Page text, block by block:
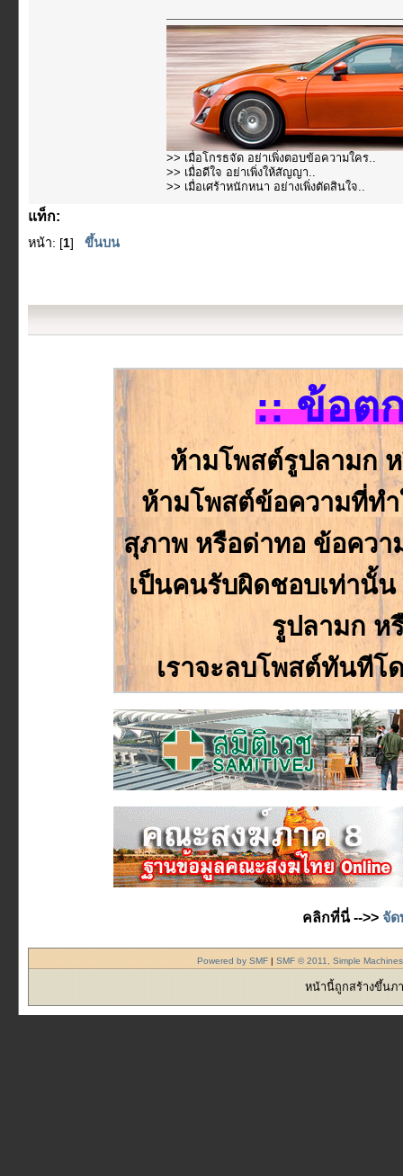
>> เมื่อโกรธจัด อย่าเพิ่งตอบข้อความใคร..
>> เมื่อดีใจ อย่าเพิ่งให้สัญญา..
>> เมื่อเศร้าหนักหนา อย่างเพิ่งตัดสินใจ..
แท็ก:
หน้า: [1] ขึ้นบน
:: ข้อต
ห้ามโพสต์รูปลามก
ห้ามโพสต์ข้อความที่ทำ
สุภาพ หรือด่าทอ ข้อควา
เป็นคนรับผิดชอบเท่านั้น
รูปลามก ห
เราจะลบโพสต์ทันทีโ
คลิกที่นี่ -->>จัด
Powered by SMF |SMF © 2011, Simple Machines
หน้านี้ถูกสร้างขึ้นภ